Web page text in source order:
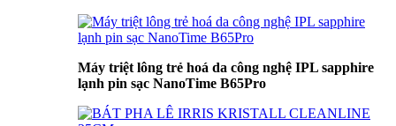
Máy triệt lông trẻ hoá da công nghệ IPL sapphire
lạnh pin sạc NanoTime B65Pro